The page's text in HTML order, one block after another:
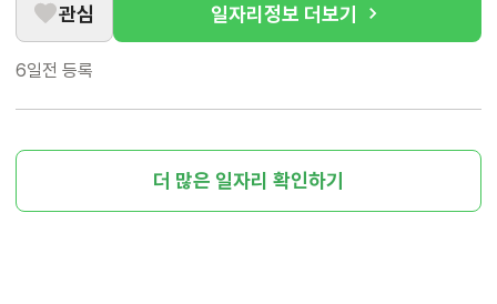
관심 일자리정보 더보기
6일전 등록
더 많은 일자리 확인하기